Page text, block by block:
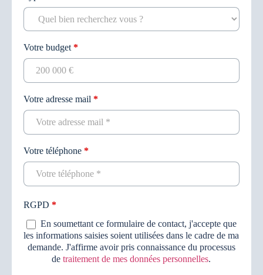
Votre budget *
Votre adresse mail *
Votre téléphone *
RGPD *
En soumettant ce formulaire de contact, j'accepte que
les informations saisies soient utilisées dans le cadre de ma
demande. J'affirme avoir pris connaissance du processus
detraitement de mes données personnelles.